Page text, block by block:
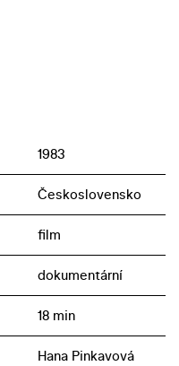
1983
Československo
film
dokumentární
18 min
Hana Pinkavová